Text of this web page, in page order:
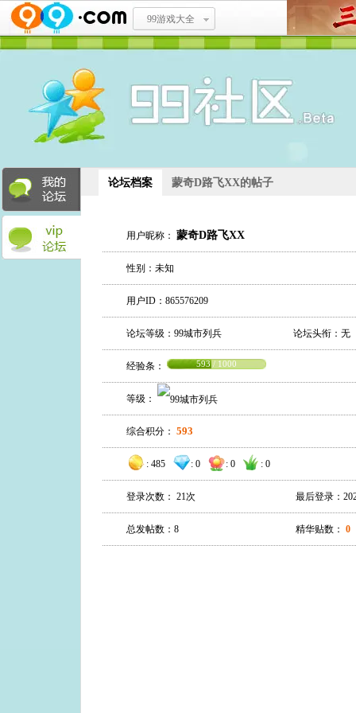
99游戏大全
论坛档案 蒙奇D路飞XX的帖子
用户昵称： 蒙奇D路飞XX
性别：未知
用户ID：865576209
论坛等级：99城市列兵 论坛头衔：无
经验条： 593 / 1000
等级：
综合积分： 593
: 485 : 0 : 0 : 0
登录次数： 21次 最后登录：
总发帖数：8 精华贴数： 0